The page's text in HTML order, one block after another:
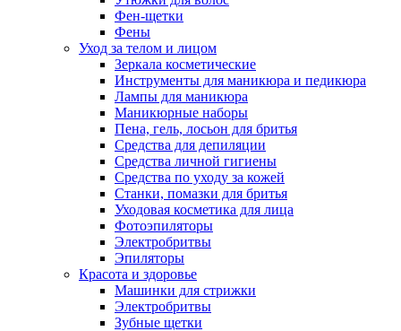
Фен-щетки
Фены
Уход за телом и лицом
Зеркала косметические
Инструменты для маникюра и педикюра
Лампы для маникюра
Маникюрные наборы
Пена, гель, лосьон для бритья
Средства для депиляции
Средства личной гигиены
Средства по уходу за кожей
Станки, помазки для бритья
Уходовая косметика для лица
Фотоэпиляторы
Электробритвы
Эпиляторы
Красота и здоровье
Машинки для стрижки
Электробритвы
Зубные щетки